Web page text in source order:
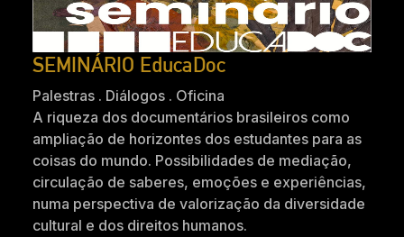
SEMINÁRIO EducaDoc
Palestras . Diálogos . Oficina
A riqueza dos documentários brasileiros como
ampliação de horizontes dos estudantes para as
coisas do mundo. Possibilidades de mediação,
circulação de saberes, emoções e experiências,
numa perspectiva de valorização da diversidade
cultural e dos direitos humanos.